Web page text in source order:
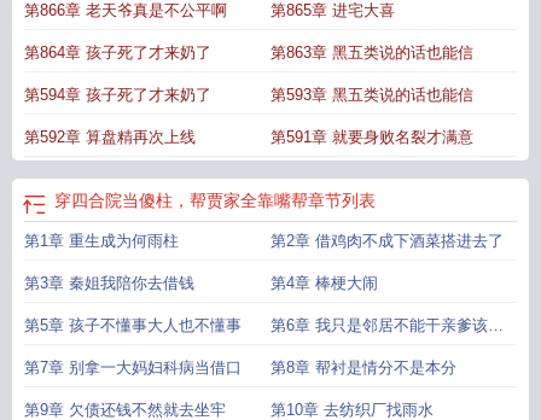
第866章 老天爷真是不公平啊 第865章 进宅大喜
第864章 孩子死了才来奶了 第863章 黑五类说的话也能信
第594章 孩子死了才来奶了 第593章 黑五类说的话也能信
第592章 算盘精再次上线 第591章 就要身败名裂才满意
穿四合院当傻柱，帮贾家全靠嘴帮章节列表
第1章 重生成为何雨柱 第2章 借鸡肉不成下酒菜搭进去了
第3章 秦姐我陪你去借钱 第4章 棒梗大闹
第5章 孩子不懂事大人也不懂事 第6章 我只是邻居不能干亲爹该干
的事
第7章 别拿一大妈妇科病当借口 第8章 帮衬是情分不是本分
第9章 欠债还钱不然就去坐牢 第10章 去纺织厂找雨水